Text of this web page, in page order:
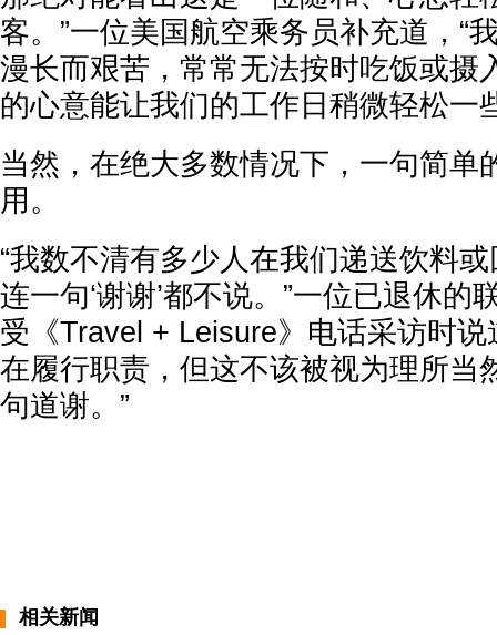
客。”一位美国航空乘务员补充道，“
漫长而艰苦，常常无法按时吃饭或摄
的心意能让我们的工作日稍微轻松一
当然，在绝大多数情况下，一句简单
用。
“我数不清有多少人在我们递送饮料
连一句‘谢谢’都不说。”一位已退休的
受《Travel + Leisure》电话采访时说
在履行职责，但这不该被视为理所当
句道谢。”
相关新闻